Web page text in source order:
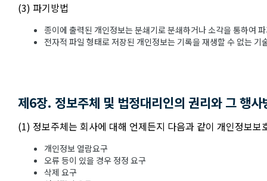
(3) 파기방법
종이에 출력된 개인정보는 분쇄기로 분쇄하거나 소각을 통하여
전자적 파일 형태로 저장된 개인정보는 기록을 재생할 수 없는 기
제6장. 정보주체 및 법정대리인의 권리와 그 행사
(1) 정보주체는 회사에 대해 언제든지 다음과 같이 개인정보보
개인정보 열람요구
오류 등이 있을 경우 정정 요구
삭제 요구